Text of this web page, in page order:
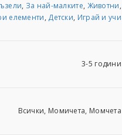
, За най-малките, Животни,
елементи, Детски, Играй и учи
3-5 години
Всички, Момичета, Момчета